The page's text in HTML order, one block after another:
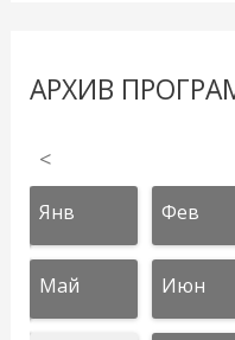
АРХИВ
<
Янв Фев
Май Июн